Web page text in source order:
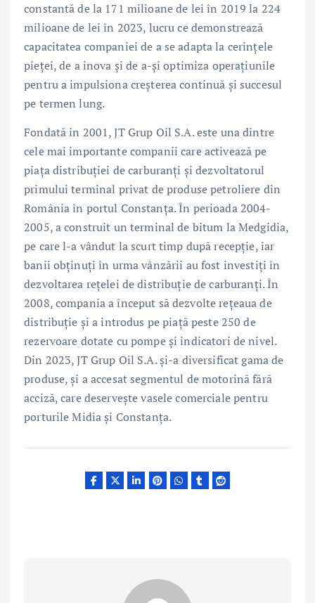
constantă de la 171 milioane de lei în 2019 la 224
milioane de lei în 2023, lucru ce demonstrează
capacitatea companiei de a se adapta la cerințele
pieței, de a inova și de a-și optimiza operațiunile
pentru a impulsiona creșterea continuă și succesul
pe termen lung.
Fondată in 2001, JT Grup Oil S.A. este una dintre
cele mai importante companii care activează pe
piața distribuției de carburanți și dezvoltatorul
primului terminal privat de produse petroliere din
România în portul Constanța. În perioada 2004-
2005, a construit un terminal de bitum la Medgidia,
pe care l-a vândut la scurt timp după recepție, iar
banii obținuți în urma vânzării au fost investiți în
dezvoltarea rețelei de distribuție de carburanți. În
2008, compania a început să dezvolte rețeaua de
distribuție și a introdus pe piață peste 250 de
rezervoare dotate cu pompe și indicatori de nivel.
Din 2023, JT Grup Oil S.A. și-a diversificat gama de
produse, și a accesat segmentul de motorină fără
acciză, care deservește vasele comerciale pentru
porturile Midia și Constanța.